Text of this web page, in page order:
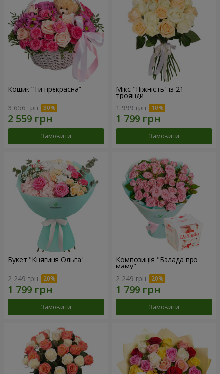
Кошик “Ти прекрасна”
3 656 грн
Замовити
Мікс "Ніжність" із 21
троянди
1 999 грн
Замовити
Букет "Княгиня Ольга"
2 249 грн
Замовити
Композиція "Балада про
маму"
2 249 грн
Замовити